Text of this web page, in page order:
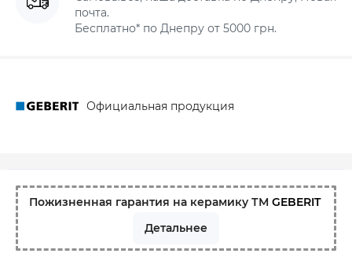
почта.
Бесплатно* по Днепру от 5000 грн.
Официальная продукция
Пожизненная гарантия на керамику ТМ GEBERIT
Детальнее